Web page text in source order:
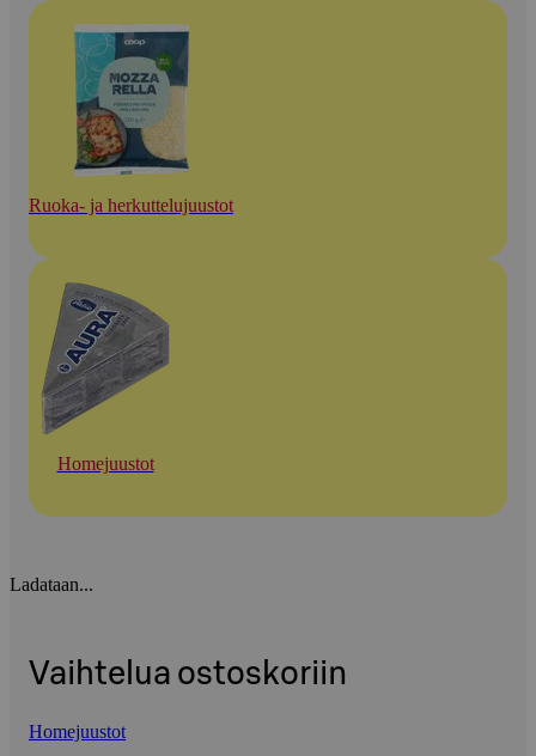
Ruoka- ja herkuttelujuustot
Homejuustot
Ladataan...
Vaihtelua ostoskoriin
Homejuustot